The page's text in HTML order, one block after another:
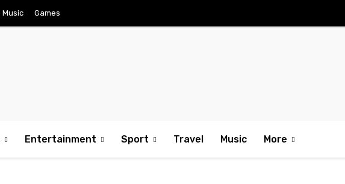
Music Games
Entertainment Sport Travel Music More